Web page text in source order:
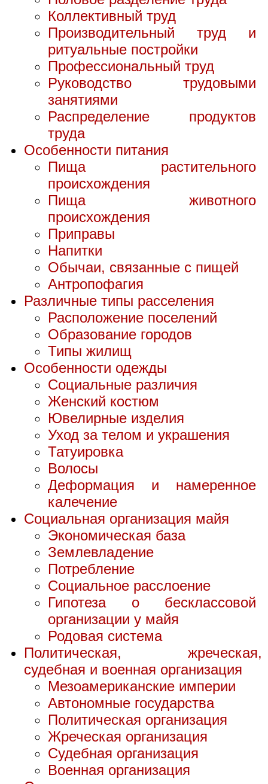
Коллективный труд
Производительный труд и
ритуальные постройки
Профессиональный труд
Руководство трудовыми
занятиями
Распределение продуктов
труда
Особенности питания
Пища растительного
происхождения
Пища животного
происхождения
Приправы
Напитки
Обычаи, связанные с пищей
Антропофагия
Различные типы расселения
Расположение поселений
Образование городов
Типы жилищ
Особенности одежды
Социальные различия
Женский костюм
Ювелирные изделия
Уход за телом и украшения
Татуировка
Волосы
Деформация и намеренное
калечение
Социальная организация майя
Экономическая база
Землевладение
Потребление
Социальное расслоение
Гипотеза о бесклассовой
организации у майя
Родовая система
Политическая, жреческая,
судебная и военная организация
Мезоамериканские империи
Автономные государства
Политическая организация
Жреческая организация
Судебная организация
Военная организация